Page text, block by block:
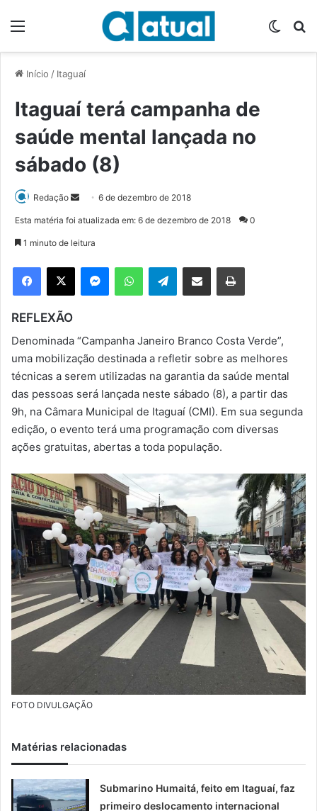
Início / Itaguaí
Itaguaí terá campanha de
saúde mental lançada no
sábado (8)
Redação
d
e
m
a
l
6 de dezembro de 2018
Esta matéria foi atualizada em: 6 de dezembro de 2018 0
1 minuto de leitura
Telegram
REFLEXÃO
Denominada “Campanha Janeiro Branco Costa Verde”,
uma mobilização destinada a refletir sobre as melhores
técnicas a serem utilizadas na garantia da saúde mental
das pessoas será lançada neste sábado (8), a partir das
9h, na Câmara Municipal de Itaguaí (CMI). Em sua segunda
edição, o evento terá uma programação com diversas
ações gratuitas, abertas a toda população.
FOTO DIVULGAÇÃO
Matérias relacionadas
Submarino Humaitá, feito em Itaguaí, faz
primeiro deslocamento internacional